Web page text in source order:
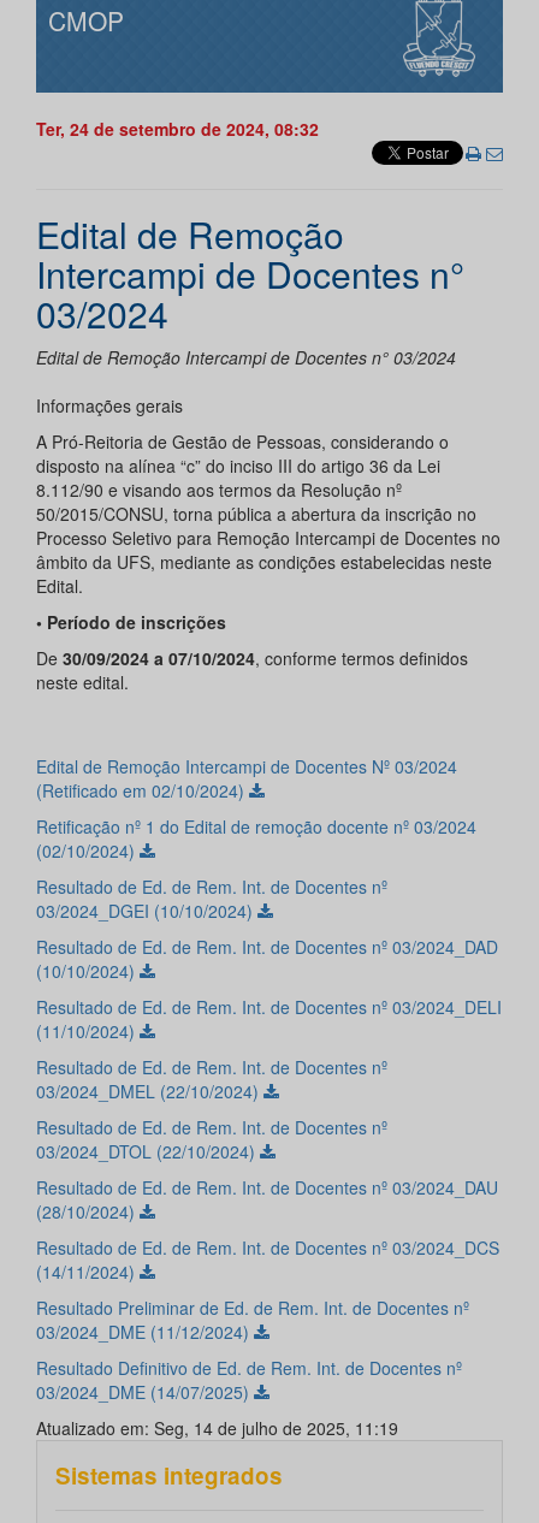
CMOP
Ter, 24 de setembro de 2024, 08:32
Edital de Remoção
Intercampi de Docentes n°
03/2024
Edital de Remoção Intercampi de Docentes n° 03/2024
Informações gerais
A Pró-Reitoria de Gestão de Pessoas, considerando o
disposto na alínea “c” do inciso III do artigo 36 da Lei
8.112/90 e visando aos termos da Resolução nº
50/2015/CONSU, torna pública a abertura da inscrição no
Processo Seletivo para Remoção Intercampi de Docentes no
âmbito da UFS, mediante as condições estabelecidas neste
Edital.
• Período de inscrições
De 30/09/2024 a 07/10/2024, conforme termos definidos
neste edital.
Edital de Remoção Intercampi de Docentes Nº 03/2024
(Retificado em 02/10/2024)
Retificação nº 1 do Edital de remoção docente nº 03/2024
(02/10/2024)
Resultado de Ed. de Rem. Int. de Docentes nº
03/2024_DGEI (10/10/2024)
Resultado de Ed. de Rem. Int. de Docentes nº 03/2024_DAD
(10/10/2024)
Resultado de Ed. de Rem. Int. de Docentes nº 03/2024_DELI
(11/10/2024)
Resultado de Ed. de Rem. Int. de Docentes nº
03/2024_DMEL (22/10/2024)
Resultado de Ed. de Rem. Int. de Docentes nº
03/2024_DTOL (22/10/2024)
Resultado de Ed. de Rem. Int. de Docentes nº 03/2024_DAU
(28/10/2024)
Resultado de Ed. de Rem. Int. de Docentes nº 03/2024_DCS
(14/11/2024)
Resultado Preliminar de Ed. de Rem. Int. de Docentes nº
03/2024_DME (11/12/2024)
Resultado Definitivo de Ed. de Rem. Int. de Docentes nº
03/2024_DME (14/07/2025)
Atualizado em: Seg, 14 de julho de 2025, 11:19
Sistemas integrados